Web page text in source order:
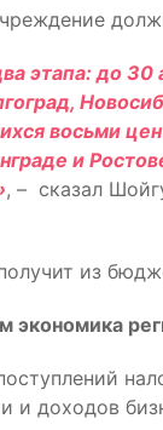
этапа: до
восьми
и
, – сказал
из
экономика
и доходов